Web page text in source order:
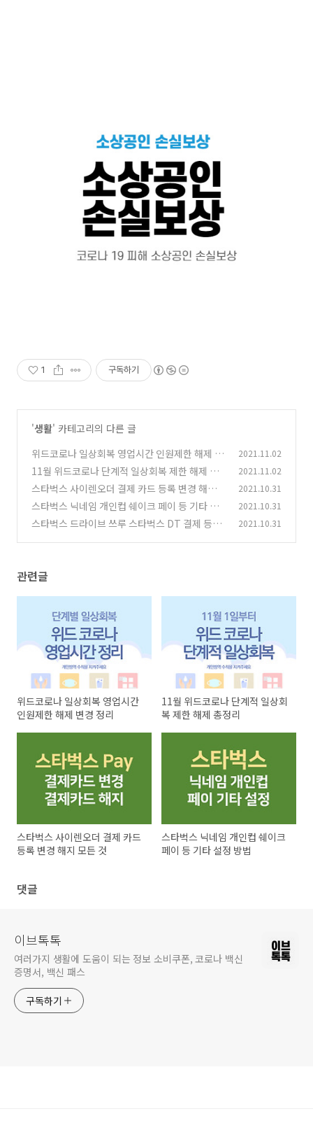
1 구독하기
'생활' 카테고리의 다른 글
위드코로나 일상회복 영업시간 인원제한 해제 변
경 정리
(22)
2021.11.02
11월 위드코로나 단계적 일상회복 제한 해제 총
정리 (4)
2021.11.02
스타벅스 사이렌오더 결제 카드 등록 변경 해지
모든 것 (6)
2021.10.31
스타벅스 닉네임 개인컵 쉐이크 페이 등 기타 설
정 방법 (2)
2021.10.31
스타벅스 드라이브 쓰루 스타벅스 DT 결제 등록
2021.10.31
관련글
위드코로나 일상회복 영업시간
인원제한 해제 변경 정리
11월 위드코로나 단계적 일상회
복 제한 해제 총정리
스타벅스 사이렌오더 결제 카드
등록 변경 해지 모든 것
스타벅스 닉네임 개인컵 쉐이크
페이 등 기타 설정 방법
댓글
이브톡톡
여러가지 생활에 도움이 되는 정보 소비쿠폰, 코로나 백신
증명서, 백신 패스
구독하기